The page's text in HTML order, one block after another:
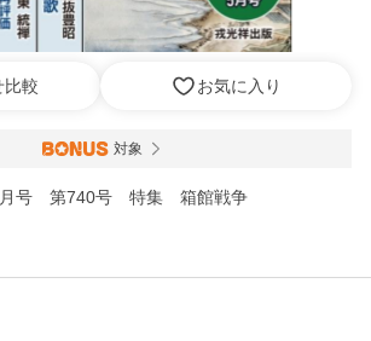
比較 お気に入り
対象
号 第740号 特集 箱館戦争